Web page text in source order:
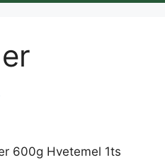
600g Hvetemel 1ts